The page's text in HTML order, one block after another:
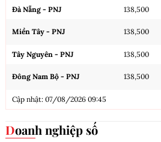
Đà Nẵng - PNJ 138,500
Miền Tây - PNJ 138,500
Tây Nguyên - PNJ 138,500
Đông Nam Bộ - PNJ 138,500
Cập nhật: 07/08/2026 09:45
Doanh nghiệp số